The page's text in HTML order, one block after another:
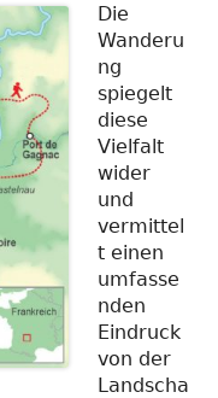
Die
Wanderu
ng
spiegelt
diese
Vielfalt
wider
und
vermittel
t einen
umfasse
nden
Eindruck
von der
Landscha